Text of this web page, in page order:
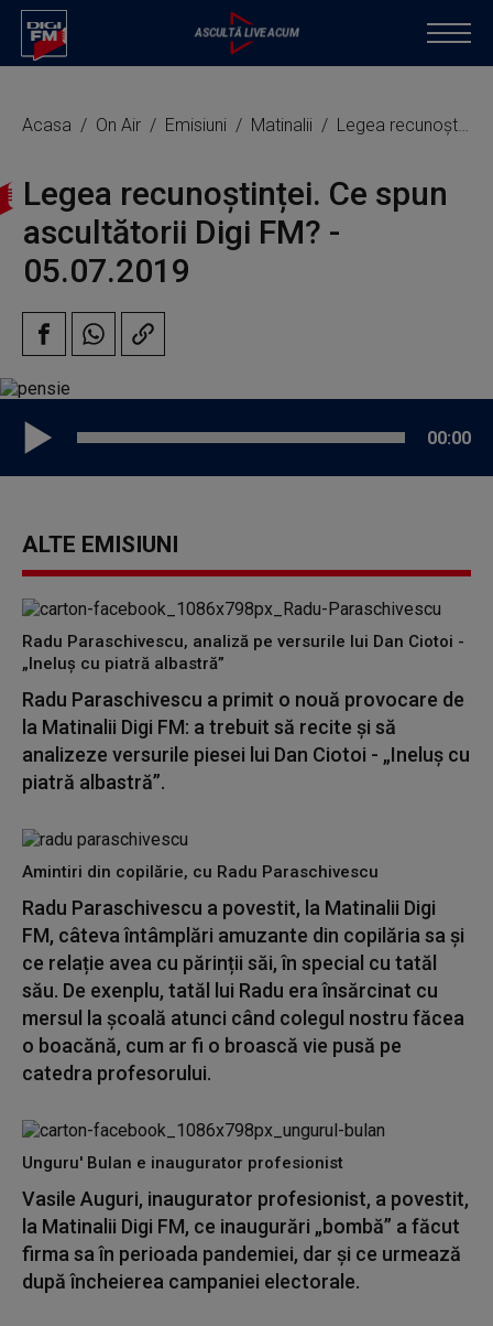
Acasa On Air Emisiuni Matinalii Legea recunoștinței. Ce spun ascultătorii Digi FM?
Legea recunoștinței. Ce spun
ascultătorii Digi FM? -
05.07.2019
00:00
ALTE EMISIUNI
Radu Paraschivescu, analiză pe versurile lui Dan Ciotoi -
„Ineluș cu piatră albastră”
Radu Paraschivescu a primit o nouă provocare de
la Matinalii Digi FM: a trebuit să recite și să
analizeze versurile piesei lui Dan Ciotoi - „Ineluș cu
piatră albastră”.
Amintiri din copilărie, cu Radu Paraschivescu
Radu Paraschivescu a povestit, la Matinalii Digi
FM, câteva întâmplări amuzante din copilăria sa și
ce relație avea cu părinții săi, în special cu tatăl
său. De exenplu, tatăl lui Radu era însărcinat cu
mersul la școală atunci când colegul nostru făcea
o boacănă, cum ar fi o broască vie pusă pe
catedra profesorului.
Unguru' Bulan e inaugurator profesionist
Vasile Auguri, inaugurator profesionist, a povestit,
la Matinalii Digi FM, ce inaugurări „bombă” a făcut
firma sa în perioada pandemiei, dar și ce urmează
după încheierea campaniei electorale.